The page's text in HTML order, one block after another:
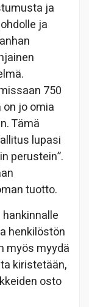
ja
ja
750
jo omia
Tämä
lupasi
perustein”.
tuotto.
henkilöstön
myös myydä
kiristetään,
osto